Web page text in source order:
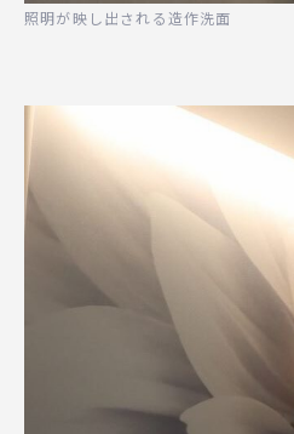
照明が映し出される造作洗面